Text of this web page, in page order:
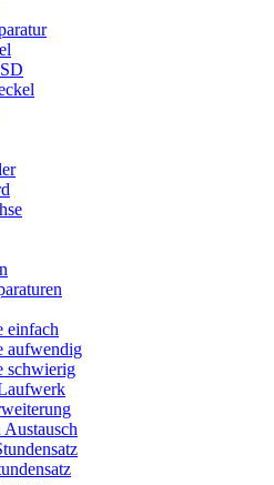
einfach
aufwendig
schwierig
Austausch